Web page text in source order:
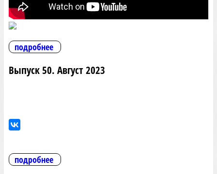
подробнее
Выпуск 50. Август 2023
подробнее